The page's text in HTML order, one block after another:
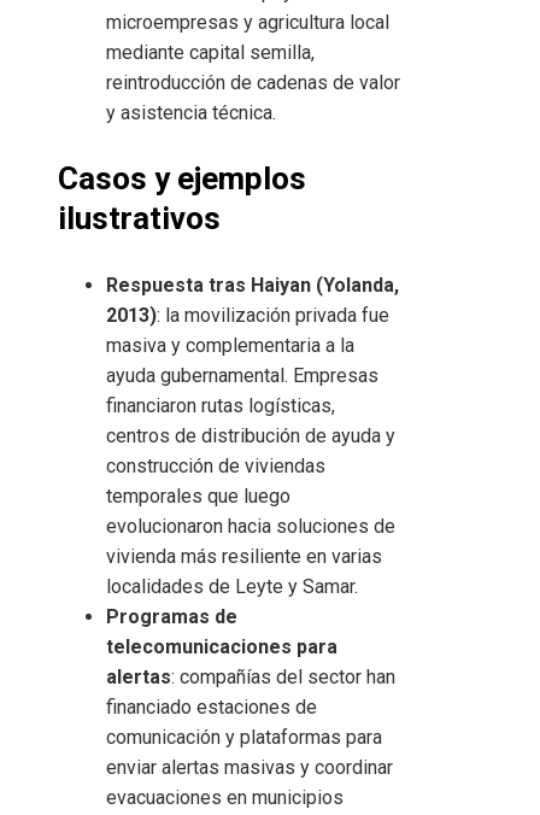
microempresas y agricultura local
mediante capital semilla,
reintroducción de cadenas de valor
y asistencia técnica.
Casos y ejemplos
ilustrativos
Respuesta tras Haiyan (Yolanda,
2013): la movilización privada fue
masiva y complementaria a la
ayuda gubernamental. Empresas
financiaron rutas logísticas,
centros de distribución de ayuda y
construcción de viviendas
temporales que luego
evolucionaron hacia soluciones de
vivienda más resiliente en varias
localidades de Leyte y Samar.
Programas de
telecomunicaciones para
alertas: compañías del sector han
financiado estaciones de
comunicación y plataformas para
enviar alertas masivas y coordinar
evacuaciones en municipios